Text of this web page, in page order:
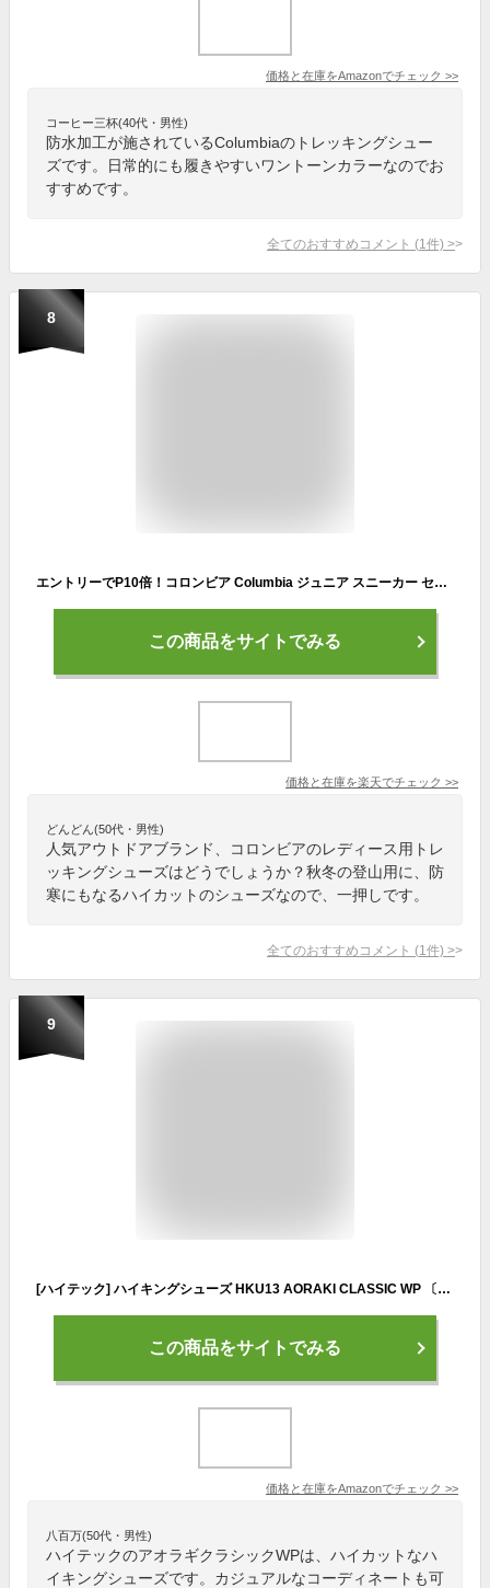
価格と在庫をAmazonでチェック >>
コーヒー三杯(40代・男性)
防水加工が施されているColumbiaのトレッキングシュー
ズです。日常的にも履きやすいワントーンカラーなのでお
すすめです。
全てのおすすめコメント (1 件) >
8
エントリーでP10倍！コロンビア Columbia ジュニア スニーカー セイバー V ミッド アウトドライ SABER V MID OUTDRY YM8135 (010)BLACK レディース トレッキングシューズ ハイカット アウトドア キャンプ レジャー 登山靴 防水 通気 ハイキング 靴 シューズ 22SS
この商品をサイトでみる
価格と在庫を楽天でチェック >>
どんどん(50代・男性)
人気アウトドアブランド、コロンビアのレディース用トレ
ッキングシューズはどうでしょうか？秋冬の登山用に、防
寒にもなるハイカットのシューズなので、一押しです。
全てのおすすめコメント (1 件) >
9
[ハイテック] ハイキングシューズ HKU13 AORAKI CLASSIC WP 〔アオラギクラシックWP〕 透湿防水 登山 アウトドア ダークブラウン 26.5 cm 2E
この商品をサイトでみる
価格と在庫をAmazonでチェック >>
八百万(50代・男性)
ハイテックのアオラギクラシックWPは、ハイカットなハ
イキングシューズです。カジュアルなコーディネートも可